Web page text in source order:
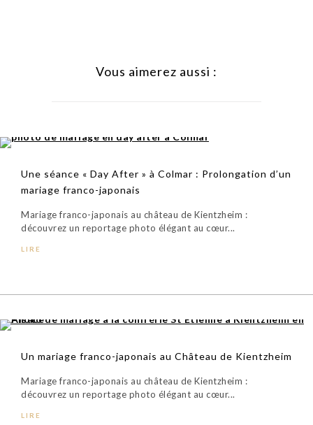
Vous aimerez aussi :
Une séance « Day After » à Colmar : Prolongation d’un
mariage franco-japonais
Mariage franco-japonais au château de Kientzheim :
découvrez un reportage photo élégant au cœur...
LIRE
Un mariage franco-japonais au Château de Kientzheim
Mariage franco-japonais au château de Kientzheim :
découvrez un reportage photo élégant au cœur...
LIRE